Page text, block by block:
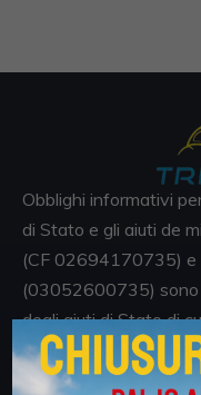
Obblighi informativi
di Stato e gli aiuti de
(CF 02694170735) e
(03052600735) sono
degli aiuti di Stato di
cui si rinvia e
https://